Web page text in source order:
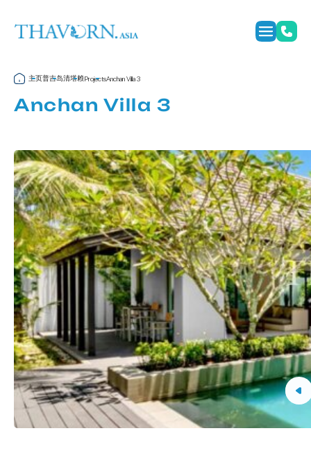
主页普吉岛清塔赖ProjectsAnchan Villa 3
Anchan Villa 3